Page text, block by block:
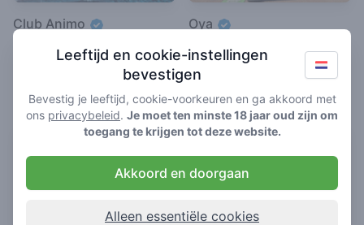
Club Animo
/ 5
Coffeeshop in Gouda
Oya
4.4/ 5
Coffeeshop in Gouda
Leeftijd en cookie-instellingen
bevestigen
Bevestig je leeftijd, cookie-voorkeuren en ga akkoord met
ons privacybeleid. Je moet ten minste 18 jaar oud zijn om
toegang te krijgen tot deze website.
Akkoord en doorgaan
Alleen essentiële cookies